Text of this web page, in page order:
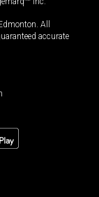
All
accurate